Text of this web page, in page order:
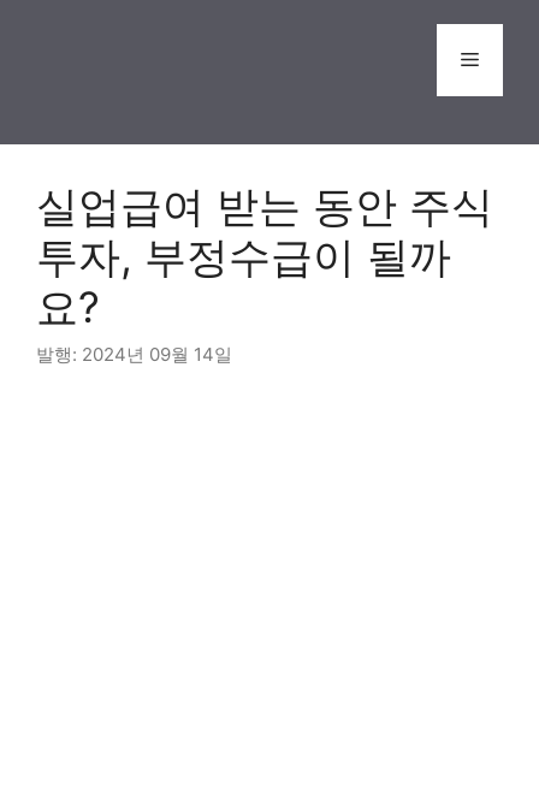
Menu
실업급여 받는 동안 주식
투자, 부정수급이 될까
요?
2024년 09월 14일